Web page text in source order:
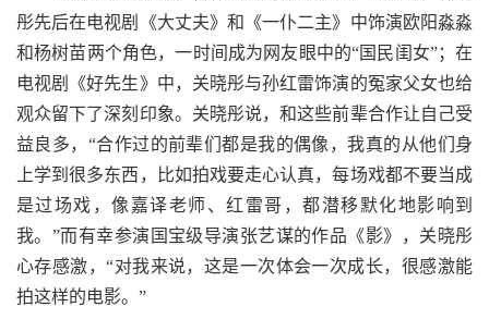
彤先后在电视剧《大丈夫》和《一仆二主》中饰演欧阳淼淼
和杨树苗两个角色，一时间成为网友眼中的“国民闺女”；在
电视剧《好先生》中，关晓彤与孙红雷饰演的冤家父女也给
观众留下了深刻印象。关晓彤说，和这些前辈合作让自己受
益良多，“合作过的前辈们都是我的偶像，我真的从他们身
上学到很多东西，比如拍戏要走心认真，每场戏都不要当成
是过场戏，像嘉译老师、红雷哥，都潜移默化地影响到
我。”而有幸参演国宝级导演张艺谋的作品《影》，关晓彤
心存感激，“对我来说，这是一次体会一次成长，很感激能
拍这样的电影。”